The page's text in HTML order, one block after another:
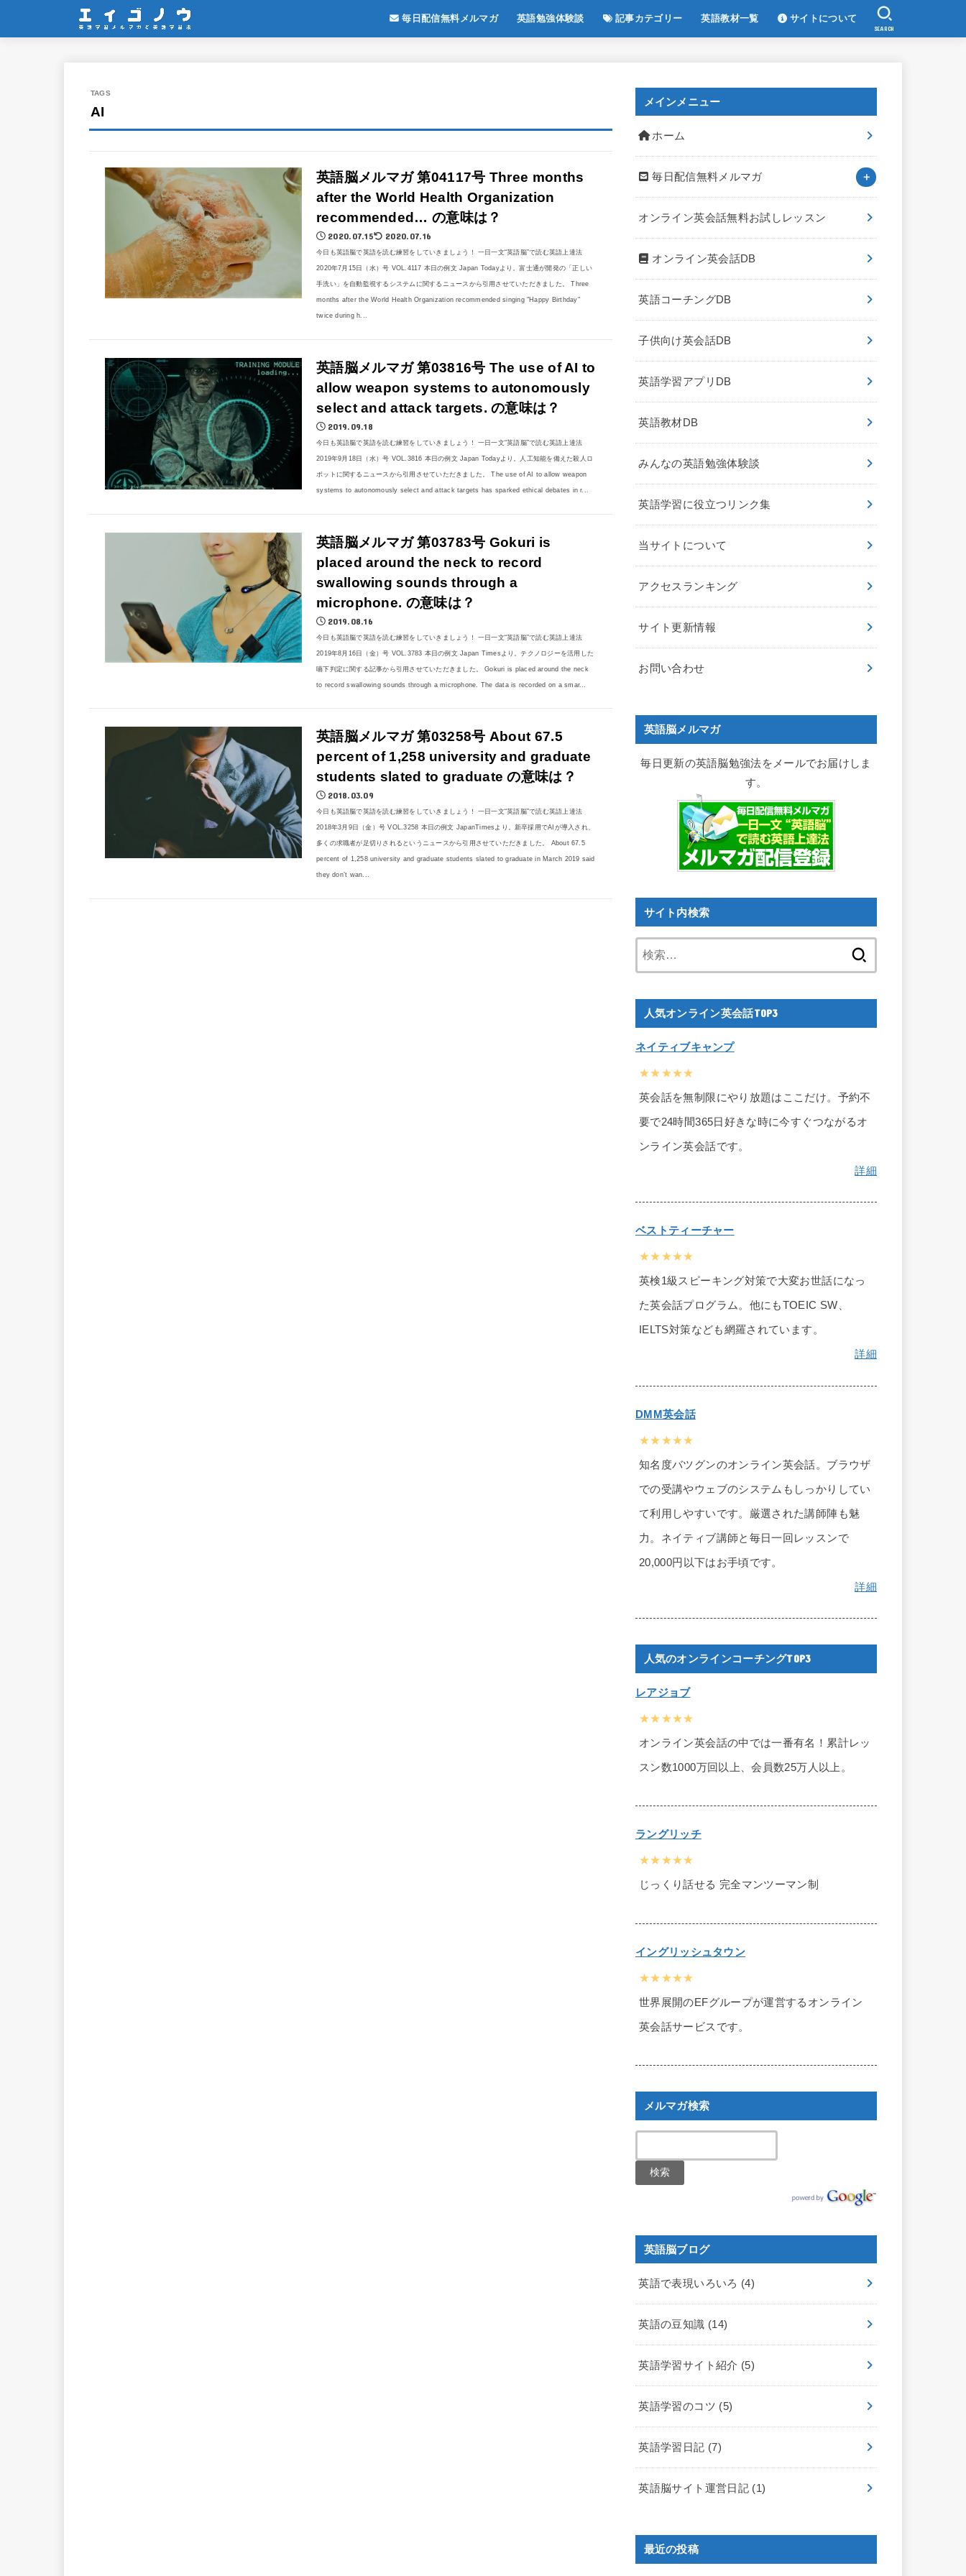
毎日配信無料メルマガ 英語勉強体験談 記事カテゴリー 英語教材一覧 サイトについて
SEARCH
AI
英語脳メルマガ 第04117号 Three months
after the World Health Organization
recommended… の意味は？
2020.07.15 2020.07.16
今日も英語脳で英語を読む練習をしていきましょう！ 一日一文“英語脳”で読む英語上達法
2020年7月15日（水）号 VOL.4117 本日の例文 Japan Todayより。富士通が開発の「正しい
手洗い」を自動監視するシステムに関するニュースから引用させていただきました。 Three
months after the World Health Organization recommended singing "Happy Birthday"
twice during h...
英語脳メルマガ 第03816号 The use of AI to
allow weapon systems to autonomously
select and attack targets. の意味は？
2019.09.18
今日も英語脳で英語を読む練習をしていきましょう！ 一日一文“英語脳”で読む英語上達法
2019年9月18日（水）号 VOL.3816 本日の例文 Japan Todayより。人工知能を備えた殺人ロ
ボットに関するニュースから引用させていただきました。 The use of AI to allow weapon
systems to autonomously select and attack targets has sparked ethical debates in r...
英語脳メルマガ 第03783号 Gokuri is
placed around the neck to record
swallowing sounds through a
microphone. の意味は？
2019.08.16
今日も英語脳で英語を読む練習をしていきましょう！ 一日一文“英語脳”で読む英語上達法
2019年8月16日（金）号 VOL.3783 本日の例文 Japan Timesより。テクノロジーを活用した
嚥下判定に関する記事から引用させていただきました。 Gokuri is placed around the neck
to record swallowing sounds through a microphone. The data is recorded on a smar...
英語脳メルマガ 第03258号 About 67.5
percent of 1,258 university and graduate
students slated to graduate の意味は？
2018.03.09
今日も英語脳で英語を読む練習をしていきましょう！ 一日一文“英語脳”で読む英語上達法
2018年3月9日（金）号 VOL.3258 本日の例文 JapanTimesより。新卒採用でAIが導入され、
多くの求職者が足切りされるというニュースから引用させていただきました。 About 67.5
percent of 1,258 university and graduate students slated to graduate in March 2019 said
they don’t wan...
メインメニュー
ホーム
毎日配信無料メルマガ
オンライン英会話無料お試しレッスン
オンライン英会話DB
英語コーチングDB
子供向け英会話DB
英語学習アプリDB
英語教材DB
みんなの英語勉強体験談
英語学習に役立つリンク集
当サイトについて
アクセスランキング
サイト更新情報
お問い合わせ
英語脳メルマガ
毎日更新の英語脳勉強法をメールでお届けしま
す。
サイト内検索
人気オンライン英会話TOP3
ネイティブキャンプ
★★★★★
英会話を無制限にやり放題はここだけ。予約不
要で24時間365日好きな時に今すぐつながるオ
ンライン英会話です。
詳細
ベストティーチャー
★★★★★
英検1級スピーキング対策で大変お世話になっ
た英会話プログラム。他にもTOEIC SW、
IELTS対策なども網羅されています。
詳細
DMM英会話
★★★★★
知名度バツグンのオンライン英会話。ブラウザ
での受講やウェブのシステムもしっかりしてい
て利用しやすいです。厳選された講師陣も魅
力。ネイティブ講師と毎日一回レッスンで
20,000円以下はお手頃です。
詳細
人気のオンラインコーチングTOP3
レアジョブ
★★★★★
オンライン英会話の中では一番有名！累計レッ
スン数1000万回以上、会員数25万人以上。
ラングリッチ
★★★★★
じっくり話せる 完全マンツーマン制
イングリッシュタウン
★★★★★
世界展開のEFグループが運営するオンライン
英会話サービスです。
メルマガ検索
英語脳ブログ
英語で表現いろいろ (4)
英語の豆知識 (14)
英語学習サイト紹介 (5)
英語学習のコツ (5)
英語学習日記 (7)
英語脳サイト運営日記 (1)
最近の投稿